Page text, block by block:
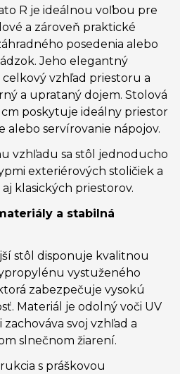
R je ideálnou voľbou pre
a zároveň praktické
posedenia alebo
Jeho elegantný
vzhľad priestoru a
a uprataný dojem. Stolová
poskytuje ideálny priestor
alebo servírovanie nápojov.
vzhľadu sa stôl jednoducho
exteriérových stoličiek a
klasických priestorov.
a stabilná
stôl disponuje kvalitnou
vystuženého
zabezpečuje vysokú
Materiál je odolný voči UV
svoj vzhľad a
slnečnom žiarení.
s práškovou